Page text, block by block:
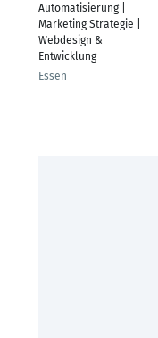
Automatisierung |
Marketing Strategie |
Webdesign &
Entwicklung
Essen